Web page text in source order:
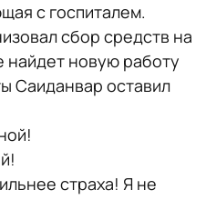
с госпиталем.
сбор средств на
новую работу
Саиданвар оставил
страха! Я не